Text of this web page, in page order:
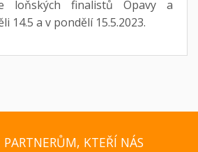
loňských finalistů Opavy a
14.5 a v pondělí 15.5.2023.
PARTNERŮM, KTEŘÍ NÁS